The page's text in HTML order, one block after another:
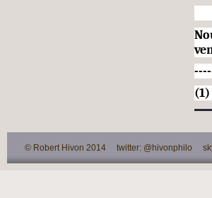
(1)
© Robert Hivon 2014 twitter: @hivonphilo